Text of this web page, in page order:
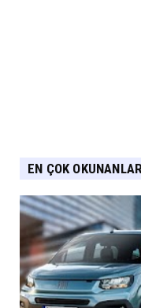
EN ÇOK OKUNANLAR